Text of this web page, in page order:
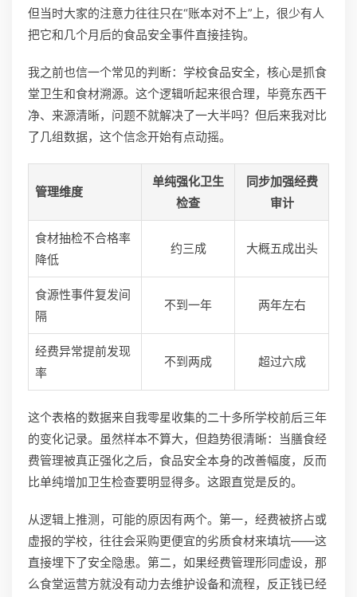
但当时大家的注意力往往只在“账本对不上”上，很少有人
把它和几个月后的食品安全事件直接挂钩。
我之前也信一个常见的判断：学校食品安全，核心是抓食
堂卫生和食材溯源。这个逻辑听起来很合理，毕竟东西干
净、来源清晰，问题不就解决了一大半吗？但后来我对比
了几组数据，这个信念开始有点动摇。
管理维度
单纯强化卫生
检查
同步加强经费
审计
食材抽检不合格率
降低
约三成 大概五成出头
食源性事件复发间
隔
不到一年 两年左右
经费异常提前发现
率
不到两成 超过六成
这个表格的数据来自我零星收集的二十多所学校前后三年
的变化记录。虽然样本不算大，但趋势很清晰：当膳食经
费管理被真正强化之后，食品安全本身的改善幅度，反而
比单纯增加卫生检查要明显得多。这跟直觉是反的。
从逻辑上推测，可能的原因有两个。第一，经费被挤占或
虚报的学校，往往会采购更便宜的劣质食材来填坑——这
直接埋下了安全隐患。第二，如果经费管理形同虚设，那
么食堂运营方就没有动力去维护设备和流程，反正钱已经